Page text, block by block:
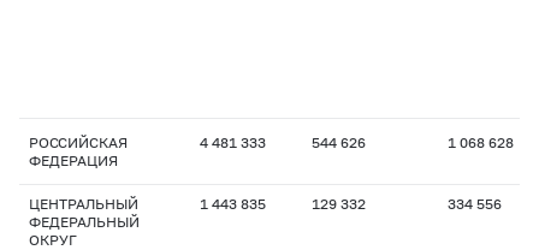
РОССИЙСКАЯ
ФЕДЕРАЦИЯ
4 481 333 544 626 1 068 628
ЦЕНТРАЛЬНЫЙ
ФЕДЕРАЛЬНЫЙ
ОКРУГ
1 443 835 129 332 334 556